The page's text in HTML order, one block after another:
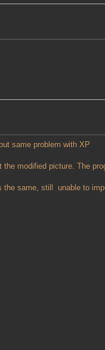
same problem with XP
modified picture. The
same, still unable to